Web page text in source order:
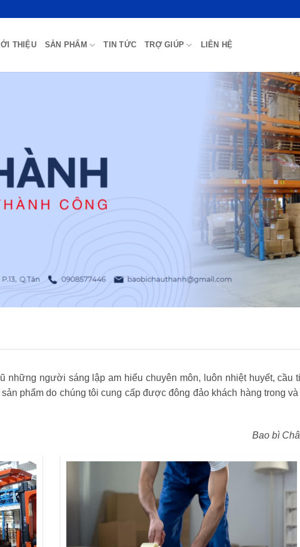
THIỆU SẢN PHẨM TIN TỨC TRỢ GIÚP LIÊN HỆ
người sáng lập am hiểu chuyên môn, luôn nhiệt huyết, cầu
phẩm do chúng tôi cung cấp được đông đảo khách hàng trong
Bao bì